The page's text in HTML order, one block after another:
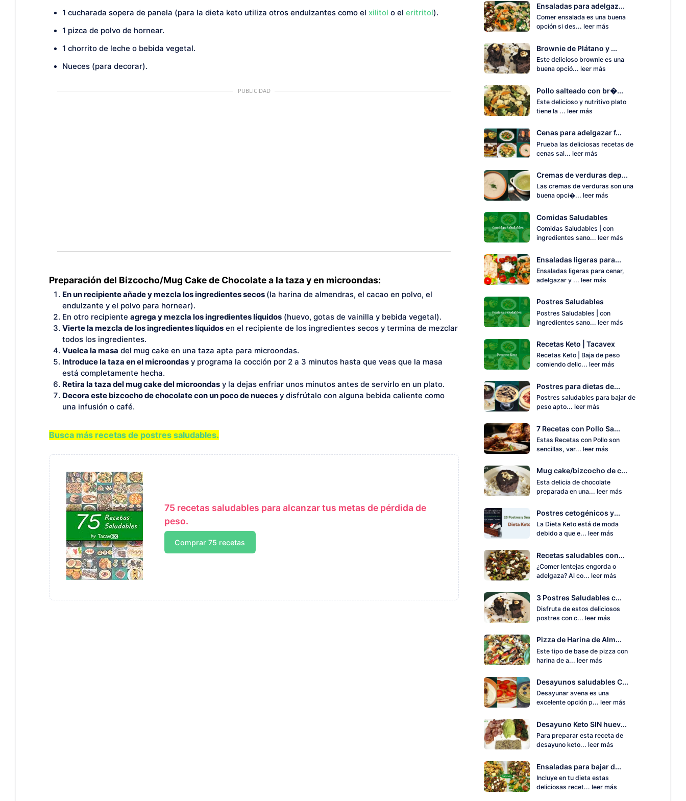
1 cucharada sopera de panela (para la dieta keto utiliza otros endulzantes como el xilitol o el eritritol).
1 pizca de polvo de hornear.
1 chorrito de leche o bebida vegetal.
Nueces (para decorar).
PUBLICIDAD
Preparación del Bizcocho/Mug Cake de Chocolate a la taza y en microondas:
En un recipiente añade y mezcla los ingredientes secos (la harina de almendras, el cacao en polvo, el
endulzante y el polvo para hornear).
En otro recipiente agrega y mezcla los ingredientes líquidos (huevo, gotas de vainilla y bebida vegetal).
Vierte la mezcla de los ingredientes líquidos en el recipiente de los ingredientes secos y termina de mezclar
todos los ingredientes.
Vuelca la masa del mug cake en una taza apta para microondas.
Introduce la taza en el microondas y programa la cocción por 2 a 3 minutos hasta que veas que la masa
está completamente hecha.
Retira la taza del mug cake del microondas y la dejas enfriar unos minutos antes de servirlo en un plato.
Decora este bizcocho de chocolate con un poco de nueces y disfrútalo con alguna bebida caliente como
una infusión o café.
Busca más recetas de postres saludables.
75 recetas saludables para alcanzar tus metas de pérdida de
peso.
Comprar 75 recetas
Ensaladas para adelgaz...
Comer ensalada es una buena
opción si des... leer más
Brownie de Plátano y ...
Este delicioso brownie es una
buena opció... leer más
Pollo salteado con br�...
Este delicioso y nutritivo plato
tiene la ... leer más
Cenas para adelgazar f...
Prueba las deliciosas recetas de
cenas sal... leer más
Cremas de verduras dep...
Las cremas de verduras son una
buena opci�... leer más
Comidas Saludables
Comidas Saludables | con
ingredientes sano... leer más
Ensaladas ligeras para...
Ensaladas ligeras para cenar,
adelgazar y ... leer más
Postres Saludables
Postres Saludables | con
ingredientes sano... leer más
Recetas Keto | Tacavex
Recetas Keto | Baja de peso
comiendo delic... leer más
Postres para dietas de...
Postres saludables para bajar de
peso apto... leer más
7 Recetas con Pollo Sa...
Estas Recetas con Pollo son
sencillas, var... leer más
Mug cake/bizcocho de c...
Esta delicia de chocolate
preparada en una... leer más
Postres cetogénicos y...
La Dieta Keto está de moda
debido a que e... leer más
Recetas saludables con...
¿Comer lentejas engorda o
adelgaza? Al co... leer más
3 Postres Saludables c...
Disfruta de estos deliciosos
postres con c... leer más
Pizza de Harina de Alm...
Este tipo de base de pizza con
harina de a... leer más
Desayunos saludables C...
Desayunar avena es una
excelente opción p... leer más
Desayuno Keto SIN huev...
Para preparar esta receta de
desayuno keto... leer más
Ensaladas para bajar d...
Incluye en tu dieta estas
deliciosas recet... leer más